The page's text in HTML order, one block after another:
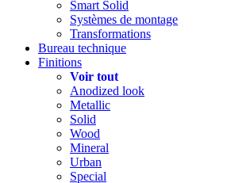
Smart Solid
Systèmes de montage
Transformations
Bureau technique
Finitions
Voir tout
Anodized look
Metallic
Solid
Wood
Mineral
Urban
Special